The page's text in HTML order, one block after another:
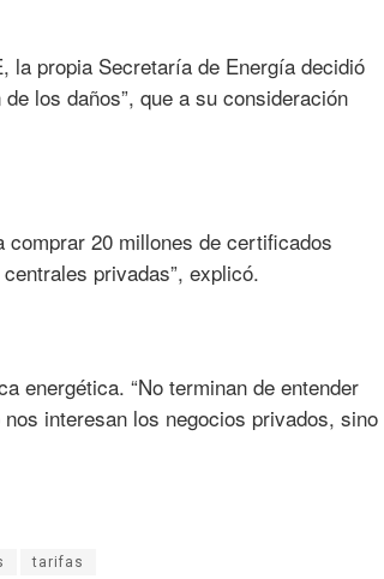
la propia Secretaría de Energía decidió
los daños”, que a su consideración
comprar 20 millones de certificados
privadas”, explicó.
energética. “No terminan de entender
interesan los negocios privados, sino
tarifas